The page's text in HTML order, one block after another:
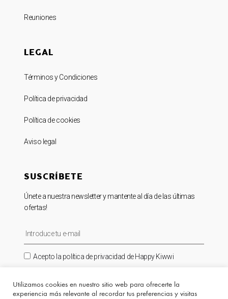
Reuniones
LEGAL
Términos y Condiciones
Política de privacidad
Política de cookies
Aviso legal
SUSCRÍBETE
Únete a nuestra newsletter y mantente al día de las últimas
ofertas!
Acepto la política de privacidad de Happy Kiwwi
Utilizamos cookies en nuestro sitio web para ofrecerte la
experiencia más relevante al recordar tus preferencias y visitas